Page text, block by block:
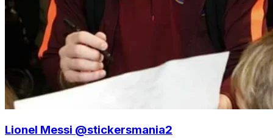
Lionel Messi @stickersmania2